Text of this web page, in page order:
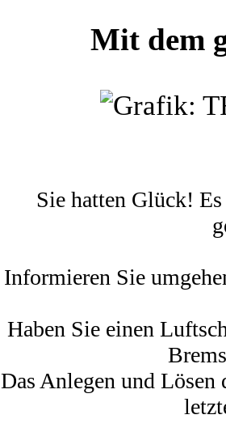
Mit dem
Sie hatten Glück!
Informieren Sie
Haben Sie einen
Das Anlegen und Lösen